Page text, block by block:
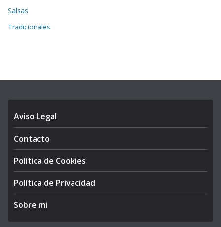
Salsas
Tradicionales
Aviso Legal
Contacto
Política de Cookies
Política de Privacidad
Sobre mi